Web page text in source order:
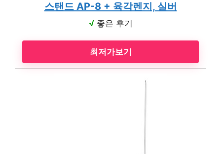
스탠드 AP-8 + 육각렌지, 실버
√좋은 후기
최저가보기